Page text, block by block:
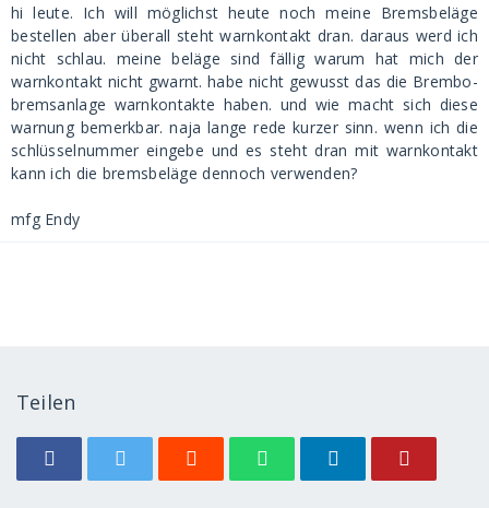
hi leute. Ich will möglichst heute noch meine Bremsbeläge
bestellen aber überall steht warnkontakt dran. daraus werd ich
nicht schlau. meine beläge sind fällig warum hat mich der
warnkontakt nicht gwarnt. habe nicht gewusst das die Brembo-
bremsanlage warnkontakte haben. und wie macht sich diese
warnung bemerkbar. naja lange rede kurzer sinn. wenn ich die
schlüsselnummer eingebe und es steht dran mit warnkontakt
kann ich die bremsbeläge dennoch verwenden?
mfg Endy
Teilen